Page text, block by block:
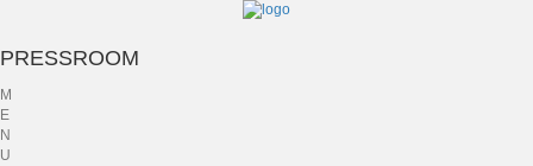
PRESSROOM
M
E
N
U